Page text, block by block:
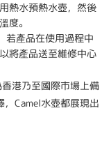
熱水預熱水壺，然後
度。
若產品在使用過程中
將產品送至維修中心
港乃至國際市場上備
Camel水壺都展現出